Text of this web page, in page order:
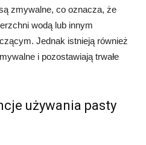
zmywalne, co oznacza, że
wodą lub innym
Jednak istnieją również
i pozostawiają trwałe
używania pasty